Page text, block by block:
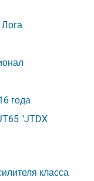
года
"JTDX
класса